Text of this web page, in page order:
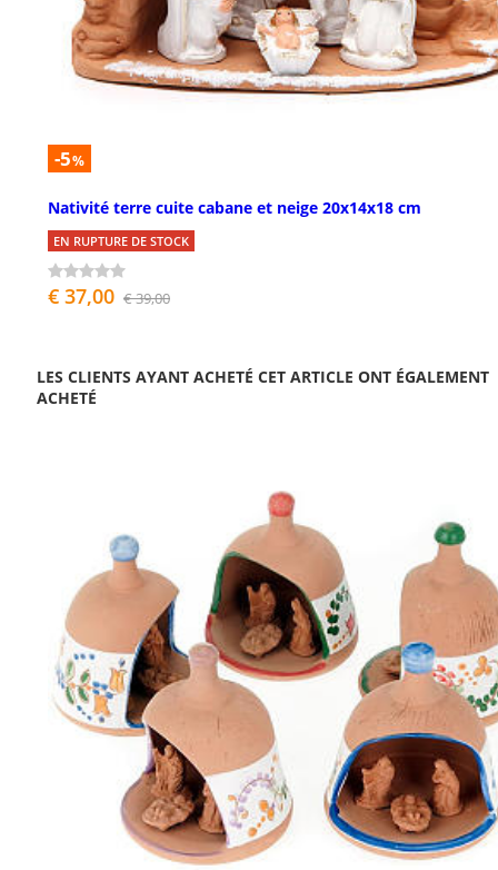
-5%
Nativité terre cuite cabane et neige 20x14x18 cm
EN RUPTURE DE STOCK
€ 37,00 € 39,00
LES CLIENTS AYANT ACHETÉ CET ARTICLE ONT ÉGALEMENT
ACHETÉ